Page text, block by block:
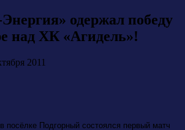
одержал победу
над ХК «Агидель»!
2011
посёлке Подгорный состоялся первый матч